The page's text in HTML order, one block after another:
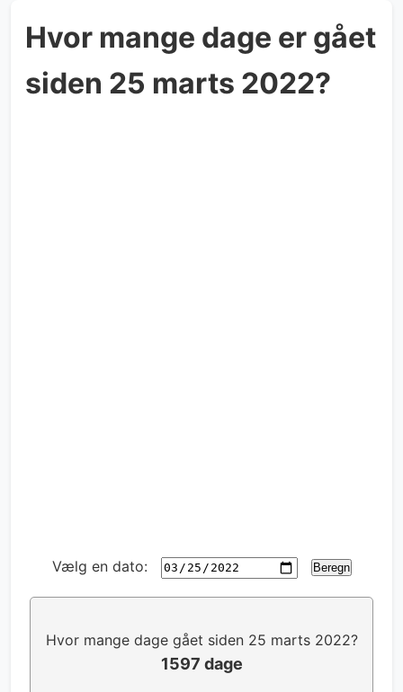
Hvor mange dage er gået
siden 25 marts 2022?
Vælg en dato: Beregn
Hvor mange dage gået siden 25 marts 2022?
1597 dage